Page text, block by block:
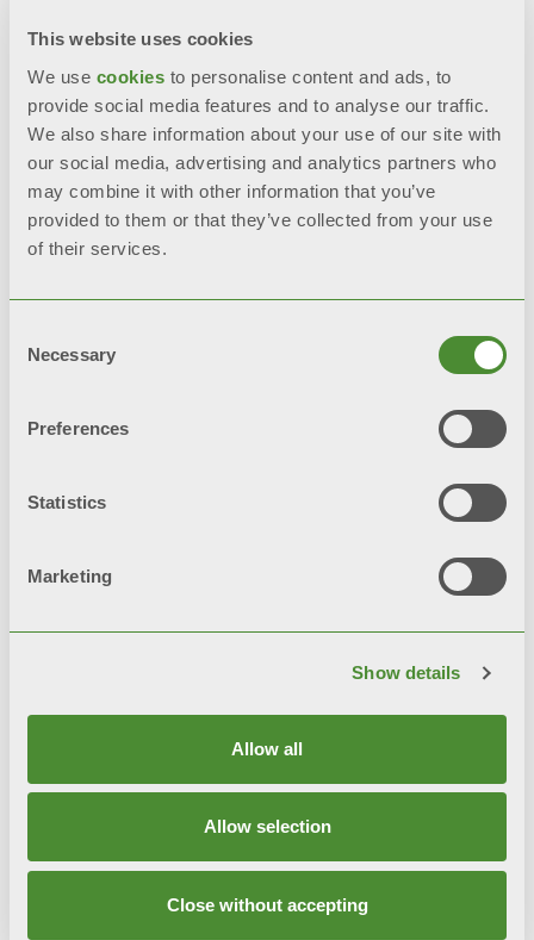
This website uses cookies
We use cookies to personalise content and ads, to
provide social media features and to analyse our traffic.
We also share information about your use of our site with
our social media, advertising and analytics partners who
may combine it with other information that you’ve
provided to them or that they’ve collected from your use
of their services.
Selection
Necessary
Preferences
Statistics
Marketing
Show details
Allow all
Allow selection
Close without accepting
技术数据
文档
GARDA S90全系列自被安装之日起针对
制造缺陷保证10年保修。超长寿命保证
供暖设备运行完美。
您可能感兴趣的相